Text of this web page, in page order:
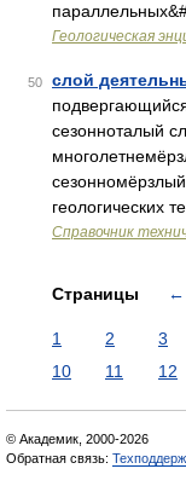
Геологическая
50 слой
сезонноталый
геологических
Справочник
Страницы ←
1 2 3
10
11 12
© Академик, 2000-2026
Обратная связь: